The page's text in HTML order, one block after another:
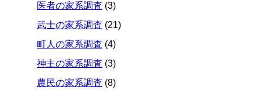
医者の家系調査 (3)
武士の家系調査 (21)
町人の家系調査 (4)
神主の家系調査 (3)
農民の家系調査 (8)